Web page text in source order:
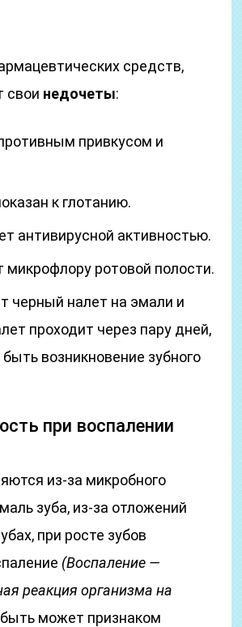
средств,
свои недочеты:
привкусом и
к глотанию.
антивирусной активностью.
микрофлору ротовой полости.
черный налет на эмали и
проходит через пару дней,
возникновение зубного
при воспалении
из-за микробного
зуба, из-за отложений
при росте зубов
(Воспаление —
реакция организма на
быть может признаком